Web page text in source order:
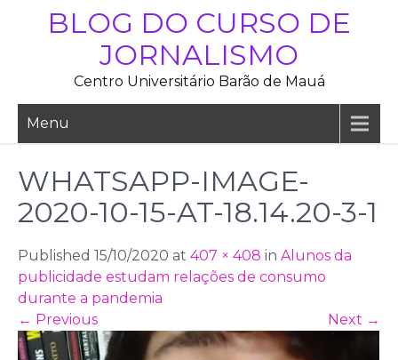
BLOG DO CURSO DE
JORNALISMO
Centro Universitário Barão de Mauá
Menu
WHATSAPP-IMAGE-
2020-10-15-AT-18.14.20-3-1
Published 15/10/2020 at 407 × 408 in Alunos da
publicidade estudam relações de consumo
durante a pandemia
← Previous Next →